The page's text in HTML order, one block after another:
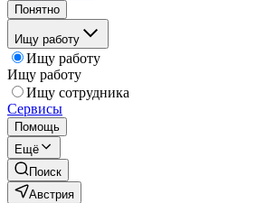
Понятно
Ищу работу
Ищу работу
Ищу работу
Ищу сотрудника
Сервисы
Помощь
Ещё
Поиск
Австрия